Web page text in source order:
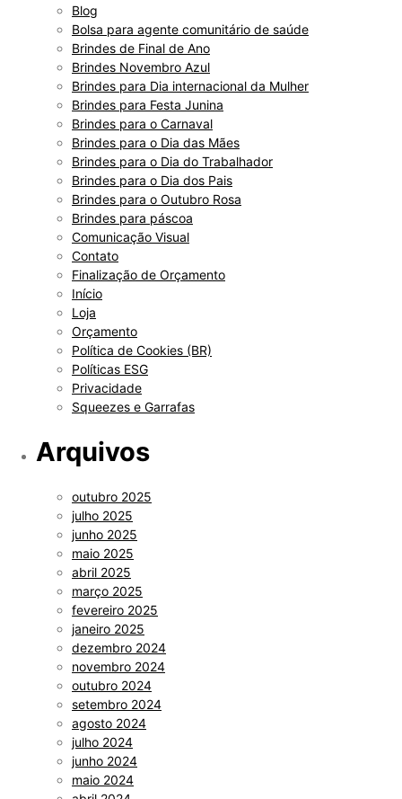
Blog
Bolsa para agente comunitário de saúde
Brindes de Final de Ano
Brindes Novembro Azul
Brindes para Dia internacional da Mulher
Brindes para Festa Junina
Brindes para o Carnaval
Brindes para o Dia das Mães
Brindes para o Dia do Trabalhador
Brindes para o Dia dos Pais
Brindes para o Outubro Rosa
Brindes para páscoa
Comunicação Visual
Contato
Finalização de Orçamento
Início
Loja
Orçamento
Política de Cookies (BR)
Políticas ESG
Privacidade
Squeezes e Garrafas
Arquivos
outubro 2025
julho 2025
junho 2025
maio 2025
abril 2025
março 2025
fevereiro 2025
janeiro 2025
dezembro 2024
novembro 2024
outubro 2024
setembro 2024
agosto 2024
julho 2024
junho 2024
maio 2024